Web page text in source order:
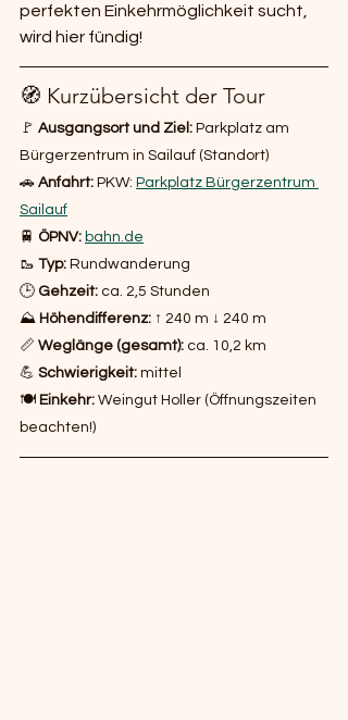
perfekten Einkehrmöglichkeit sucht,
wird hier fündig!
🧭 Kurzübersicht der Tour
🚩 Ausgangsort und Ziel: Parkplatz am
Bürgerzentrum in Sailauf (Standort)
🚗 Anfahrt: PKW: Parkplatz Bürgerzentrum
Sailauf
🚆 ÖPNV: bahn.de
🥾 Typ: Rundwanderung
🕒 Gehzeit: ca. 2,5 Stunden
⛰️ Höhendifferenz: ↑ 240 m ↓ 240 m
📏 Weglänge (gesamt): ca. 10,2 km
💪 Schwierigkeit: mittel
🍽️ Einkehr: Weingut Holler (Öffnungszeiten
beachten!)